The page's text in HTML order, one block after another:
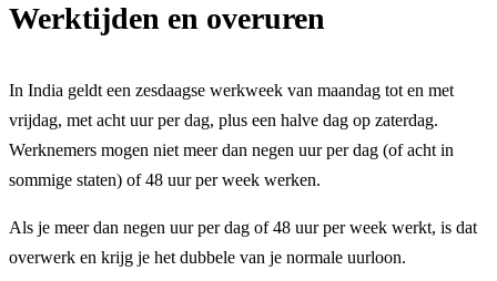
Werktijden en overuren
In India geldt een zesdaagse werkweek van maandag tot en met
vrijdag, met acht uur per dag, plus een halve dag op zaterdag.
Werknemers mogen niet meer dan negen uur per dag (of acht in
sommige staten) of 48 uur per week werken.
Als je meer dan negen uur per dag of 48 uur per week werkt, is dat
overwerk en krijg je het dubbele van je normale uurloon.